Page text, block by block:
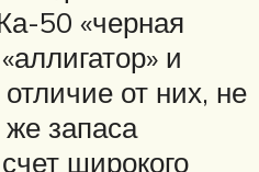
50 «черная
и
от них, не
же запаса
широкого